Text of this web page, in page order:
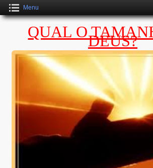
Menu
QUAL ODEUS?